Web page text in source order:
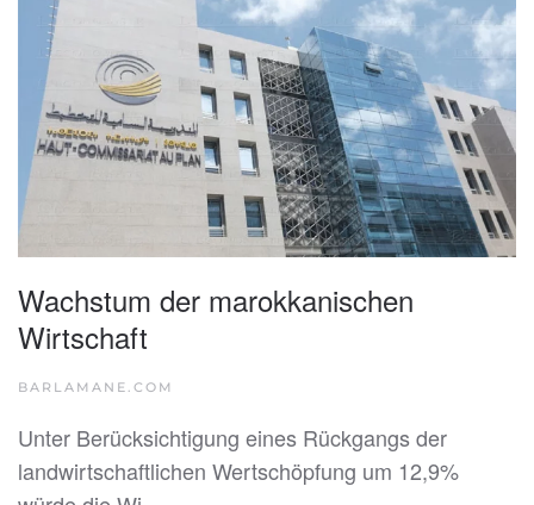
Wachstum der marokkanischen
Wirtschaft
BARLAMANE.COM
Unter Berücksichtigung eines Rückgangs der
landwirtschaftlichen Wertschöpfung um 12,9%